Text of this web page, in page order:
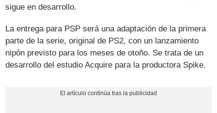
sigue en desarrollo.
La entrega para PSP será una adaptación de la primera
parte de la serie, original de PS2, con un lanzamiento
nipón previsto para los meses de otoño. Se trata de un
desarrollo del estudio Acquire para la productora Spike.